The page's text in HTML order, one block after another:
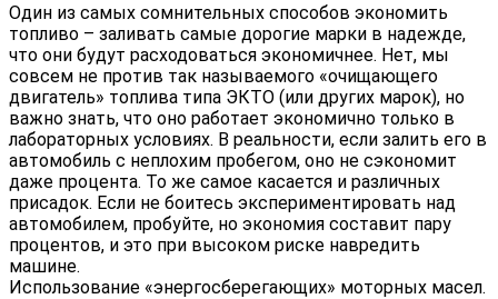
Один из самых сомнительных способов экономить
топливо – заливать самые дорогие марки в надежде,
что они будут расходоваться экономичнее. Нет, мы
совсем не против так называемого «очищающего
двигатель» топлива типа ЭКТО (или других марок), но
важно знать, что оно работает экономично только в
лабораторных условиях. В реальности, если залить его в
автомобиль с неплохим пробегом, оно не сэкономит
даже процента. То же самое касается и различных
присадок. Если не боитесь экспериментировать над
автомобилем, пробуйте, но экономия составит пару
процентов, и это при высоком риске навредить
машине.
Использование «энергосберегающих» моторных масел.